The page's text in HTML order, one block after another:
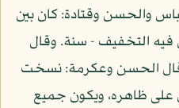
والحسن وقتادة: كان بين
فيه التخفيف - سنة. وقال
الحسن وعكرمة: نسخت
على ظاهره، ويكون جميع